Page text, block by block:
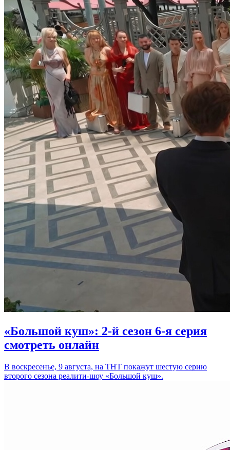
«Большой куш»: 2-й сезон 6-я серия
смотреть онлайн
В воскресенье, 9 августа, на ТНТ покажут шестую серию
второго сезона реалити-шоу «Большой куш».